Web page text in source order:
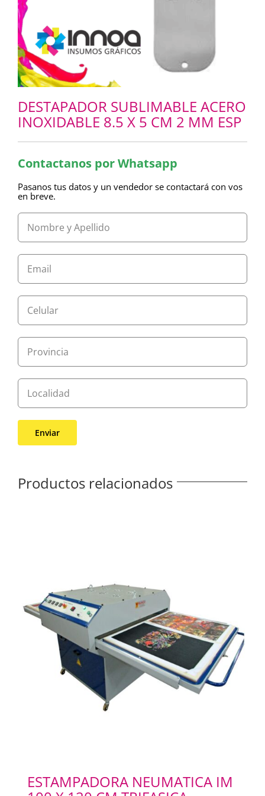
DESTAPADOR SUBLIMABLE ACERO
INOXIDABLE 8.5 X 5 CM 2 MM ESP
Contactanos por Whatsapp
Pasanos tus datos y un vendedor se contactará con vos
en breve.
Productos relacionados
ESTAMPADORA NEUMATICA IM